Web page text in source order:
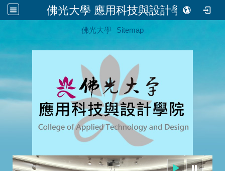
佛光大學 應用科技與設計學院
佛光大學 Sitemap